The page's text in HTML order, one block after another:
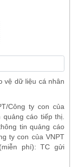
vệ dữ liệu cá nhân
Công ty con của
cáo tiếp thị.
tin quảng cáo
ty con của VNPT
phí): TC gửi